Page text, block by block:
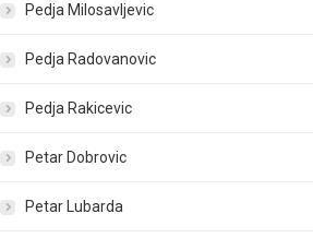
Pedja Milosavljevic
Pedja Radovanovic
Pedja Rakicevic
Petar Dobrovic
Petar Lubarda